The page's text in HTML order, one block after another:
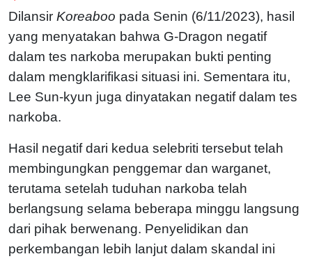
Dilansir Koreaboo pada Senin (6/11/2023), hasil
yang menyatakan bahwa G-Dragon negatif
dalam tes narkoba merupakan bukti penting
dalam mengklarifikasi situasi ini. Sementara itu,
Lee Sun-kyun juga dinyatakan negatif dalam tes
narkoba.
Hasil negatif dari kedua selebriti tersebut telah
membingungkan penggemar dan warganet,
terutama setelah tuduhan narkoba telah
berlangsung selama beberapa minggu langsung
dari pihak berwenang. Penyelidikan dan
perkembangan lebih lanjut dalam skandal ini